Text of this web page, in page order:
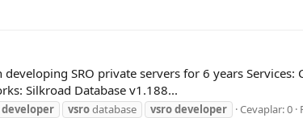
SRO private servers for 6 years Services:
Silkroad Database v1.188...
developer vsrodatabase vsrodeveloper Cevaplar: 0